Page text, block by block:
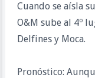
Cuando se aísla
O&M sube al 4º
Delfines y Moca.
Pronóstico: